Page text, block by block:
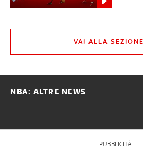
VAI ALLA SEZIONE
NBA: ALTRE NEWS
PUBBLICITÀ